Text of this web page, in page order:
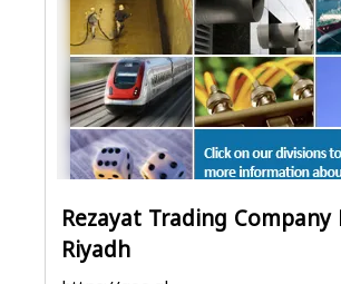
Rezayat Trading Company
Riyadh